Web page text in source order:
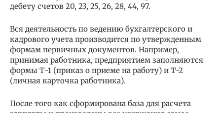
дебету счетов 20, 23, 25, 26, 28, 44, 97.
Вся деятельность по ведению бухгалтерского и
кадрового учета производится по утвержденным
формам первичных документов. Например,
принимая работника, предприятием заполняются
формы Т-1 (приказ о приеме на работу) и Т-2
(личная карточка работника).
После того как сформирована база для расчета